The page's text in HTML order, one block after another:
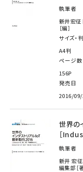
執筆者
新井宏征
［編］
サイズ・
A4判
ページ数
156P
発売日
2016/
世界の
［
執筆者
新井 宏
編集部［著